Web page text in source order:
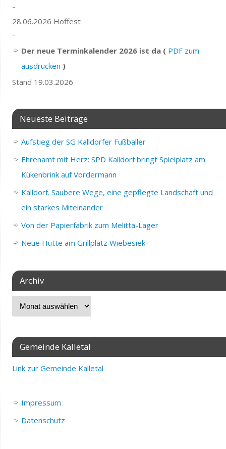
-
28.06.2026 Hoffest
-
Der neue Terminkalender 2026 ist da ( PDF zum
ausdrucken )
Stand 19.03.2026
Neueste Beiträge
Aufstieg der SG Kalldorfer Fußballer
Ehrenamt mit Herz: SPD Kalldorf bringt Spielplatz am
Kükenbrink auf Vordermann
Kalldorf. Saubere Wege, eine gepflegte Landschaft und
ein starkes Miteinander
Von der Papierfabrik zum Melitta-Lager
Neue Hütte am Grillplatz Wiebesiek
Archiv
Gemeinde Kalletal
Link zur Gemeinde Kalletal
Impressum
Datenschutz